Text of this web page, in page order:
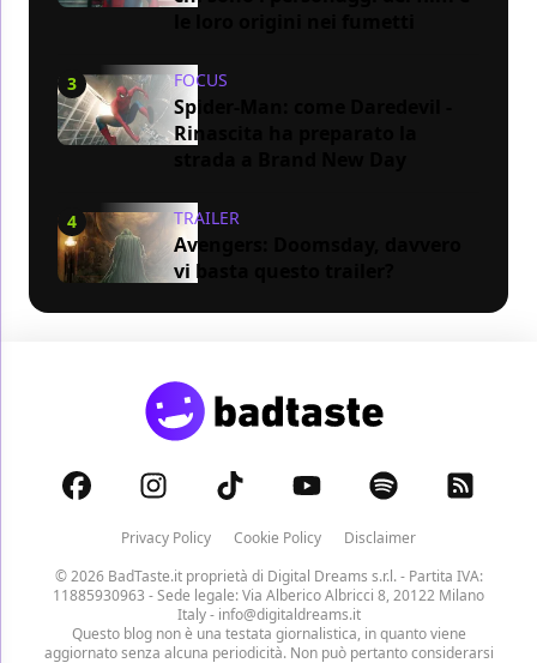
3 FOCUS
Spider-Man: come Daredevil -
Rinascita ha preparato la
4 TRAILER
Avengers: Doomsday, davvero
vi basta questo trailer?
Privacy Policy Cookie Policy
Disclaimer
© 2026 BadTaste.it proprietà di Digital Dreams s.r.l.- Partita IVA:
11885930963 - Sede legale: Via Alberico Albricci 8, 20122 Milano
Italy - info@digitaldreams.it
Questo blog non è una testata giornalistica, in quanto viene
aggiornato senza alcuna periodicità. Non può pertanto considerarsi